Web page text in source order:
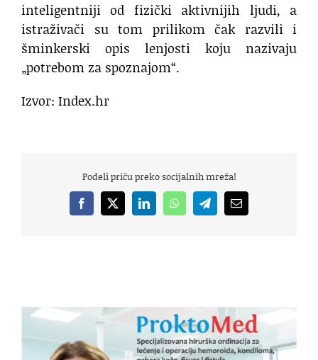
inteligentniji od fizički aktivnijih ljudi, a
istraživači su tom prilikom čak razvili i
šminkerski opis lenjosti koju nazivaju
„potrebom za spoznajom“.
Izvor: Index.hr
Podeli priču preko socijalnih mreža!
Facebook
X LinkedInWhatsAppTelegramEmail